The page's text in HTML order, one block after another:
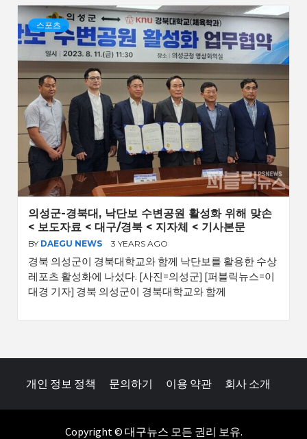
스포츠
의성군-경북대, 낙단보 수변공원 활성화 위해 맞손
< 보도자료 < 대구/경북 < 지자체 < 기사본문
BY DAEGU NEWS 3 YEARS AGO
경북 의성군이 경북대학교와 함께 낙단보를 활용한 수상
레포츠 활성화에 나섰다. [사진=의성군] [퍼블릭뉴스=이
대경 기자] 경북 의성군이 경북대학교와 함께
개인 정보 정책 문의하기 이용 약관 회사 소개
Copyright © 대구뉴스 모든 권리 보유.